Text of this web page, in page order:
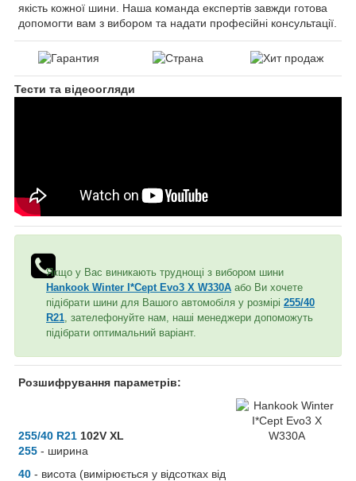
якість кожної шини. Наша команда експертів завжди готова
допомогти вам з вибором та надати професійні консультації.
Тести та відеоогляди
Якщо у Вас виникають труднощі з вибором шини
Hankook Winter I*Cept Evo3 X W330A або Ви хочете
підібрати шини для Вашого автомобіля у розмірі 255/40
R21 , зателефонуйте нам, наші менеджери допоможуть
підібрати оптимальний варіант.
Розшифрування параметрів:
255/40 R21 102V XL
255 - ширина
40 - висота (вимірюється у відсотках від